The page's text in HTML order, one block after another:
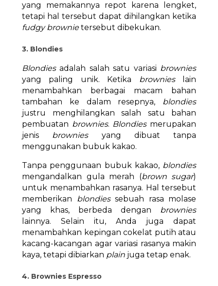
yang memakannya repot karena lengket,
tetapi hal tersebut dapat dihilangkan ketika
fudgy brownietersebut dibekukan.
3. Blondies
Blondiesadalah salah satu variasi brownies
yang paling unik. Ketika brownieslain
menambahkan berbagai macam bahan
tambahan ke dalam resepnya, blondies
justru menghilangkan salah satu bahan
pembuatan brownies. Blondiesmerupakan
jenis browniesyang dibuat tanpa
menggunakan bubuk kakao.
Tanpa penggunaan bubuk kakao, blondies
mengandalkan gula merah (brown sugar)
untuk menambahkan rasanya. Hal tersebut
memberikan blondiessebuah rasa molase
yang khas, berbeda dengan brownies
lainnya. Selain itu, Anda juga dapat
menambahkan kepingan cokelat putih atau
kacang-kacangan agar variasi rasanya makin
kaya, tetapi dibiarkan plain juga tetap enak.
4. Brownies Espresso